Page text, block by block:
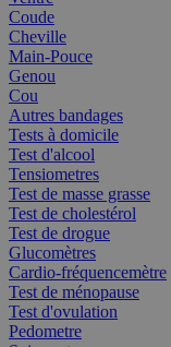
Coude
Cheville
Main-Pouce
Genou
Cou
Autres bandages
Tests à domicile
Test d'alcool
Tensiometres
Test de masse grasse
Test de cholestérol
Test de drogue
Glucomètres
Cardio-fréquencemètre
Test de ménopause
Test d'ovulation
Pedometre